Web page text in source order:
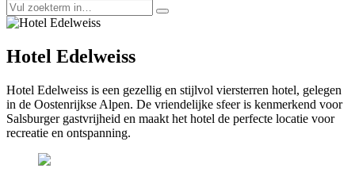
Hotel Edelweiss
Hotel Edelweiss is een gezellig en stijlvol viersterren hotel, gelegen
in de Oostenrijkse Alpen. De vriendelijke sfeer is kenmerkend voor
Salsburger gastvrijheid en maakt het hotel de perfecte locatie voor
recreatie en ontspanning.